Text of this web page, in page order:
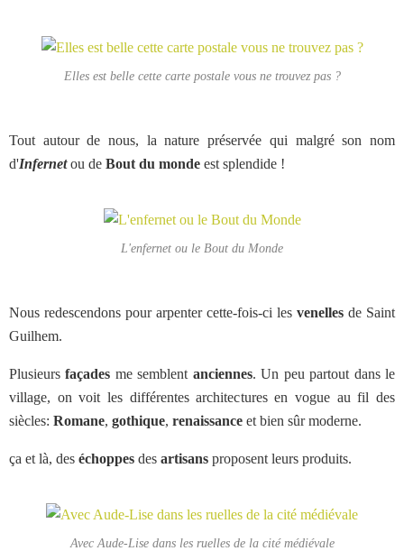
Elles est belle cette carte postale vous ne trouvez pas ?
Tout autour de nous, la nature préservée qui malgré son nom
d'Infernetou de Bout du monde est splendide !
L'enfernet ou le Bout du Monde
Nous redescendons pour arpenter cette-fois-ci les venelles de Saint
Guilhem.
Plusieursfaçades me semblent anciennes. Un peu partout dans le
village, on voit les différentes architectures en vogue au fil des
siècles: Romane, gothique, renaissance et bien sûr moderne.
ça et là, des échoppes des artisans proposent leurs produits.
Avec Aude-Lise dans les ruelles de la cité médiévale